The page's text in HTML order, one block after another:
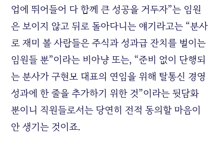
업에 뛰어들어 다 함께 큰 성공을 거두자”는 임원
은 보이지 않고 뒤로 돌아다니는 얘기라고는 “분사
로 재미 볼 사람들은 주식과 성과급 잔치를 벌이는
임원들 뿐”이라는 비아냥 또는, “준비 없이 단행되
는 분사가 구현모 대표의 연임을 위해 탈통신 경영
성과에 한 줄을 추가하기 위한 것”이라는 뒷담화
뿐이니 직원들로서는 당연히 전적 동의할 마음이
안 생기는 것이죠.